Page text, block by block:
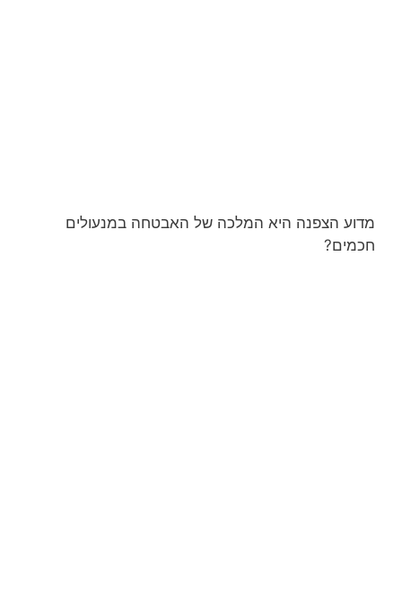
מדוע הצפנה היא המלכה של האבטחה במנעולים
חכמים?